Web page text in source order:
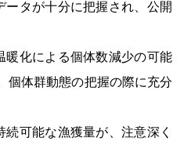
ータが十分に把握され、公開
暖化による個体数減少の可能
個体群動態の把握の際に充分
可能な漁獲量が、注意深く